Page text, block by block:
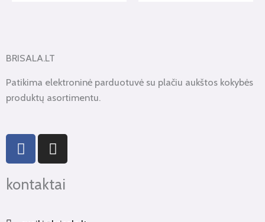
BRISALA.LT
Patikima elektroninė parduotuvė su plačiu aukštos kokybės
produktų asortimentu.
F
a
e
I
n
t
kontaktai